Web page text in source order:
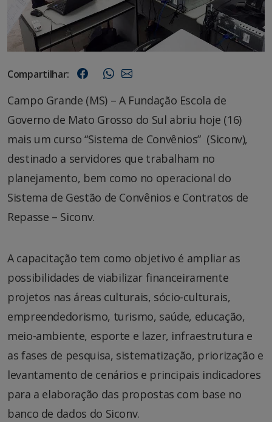
Compartilhar:
Campo Grande (MS) – A Fundação Escola de
Governo de Mato Grosso do Sul abriu hoje (16)
mais um curso “Sistema de Convênios” (Siconv),
destinado a servidores que trabalham no
planejamento, bem como no operacional do
Sistema de Gestão de Convênios e Contratos de
Repasse – Siconv.
A capacitação tem como objetivo é ampliar as
possibilidades de viabilizar financeiramente
projetos nas áreas culturais, sócio-culturais,
empreendedorismo, turismo, saúde, educação,
meio-ambiente, esporte e lazer, infraestrutura e
as fases de pesquisa, sistematização, priorização e
levantamento de cenários e principais indicadores
para a elaboração das propostas com base no
banco de dados do Siconv.